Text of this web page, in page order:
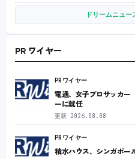
ドリームニュ
PR ワイヤー
PRワイヤー
電通、女子プロサッカー
ーに就任
更新 2026.08.08
PRワイヤー
積水ハウス、シンガポー